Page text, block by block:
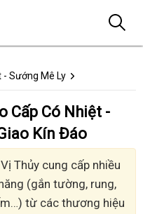
- Sướng Mê Ly
Cấp Có Nhiệt -
Kín Đáo
Thủy cung cấp nhiều
(gắn tường, rung,
từ các thương hiệu